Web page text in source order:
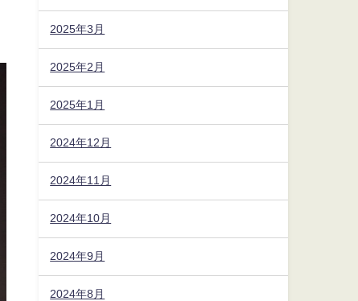
2025年3月
2025年2月
2025年1月
2024年12月
2024年11月
2024年10月
2024年9月
2024年8月